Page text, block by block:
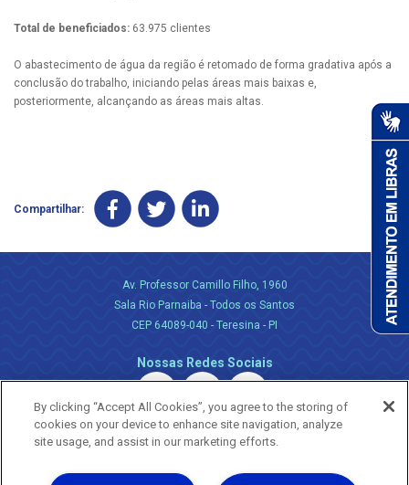
Total de beneficiados: 63.975 clientes
O abastecimento de água da região é retomado de forma gradativa após a
conclusão do trabalho, iniciando pelas áreas mais baixas e,
posteriormente, alcançando as áreas mais altas.
Compartilhar:
Av. Professor Camillo Filho, 1960
Sala Rio Parnaiba - Todos os Santos
CEP 64089-040 - Teresina - PI
Nossas Redes Sociais
By clicking “Accept All Cookies”, you agree to the storing of
cookies on your device to enhance site navigation, analyze
site usage, and assist in our marketing efforts.